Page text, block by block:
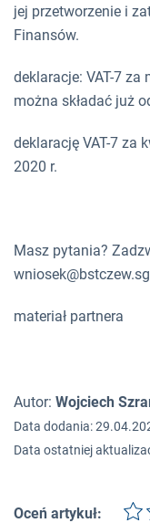
jej przetworzenie i
Finansów.
deklaracje: VAT-7 za
można składać już
deklarację VAT-7 za
2020 r.
Masz pytania?
materiał partnera
Autor: Wojciech
Data dodania:
Data ostatniej
Oceń artykuł: